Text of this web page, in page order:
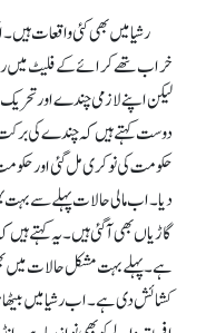
رشیا میں بھی کئی واقعات
خراب تھے کرائے کے فلیٹ میں
لیکن اپنے لازمی چندے اور
دوست کہتے ہیں کہ چندے کی
حکومت کی نوکری مل گئی اور
دیا۔ اب مالی حالات پہلے سے
گاڑیاں بھی آ گئی ہیں۔ یہ کہتے ہیں
ہے۔ پہلے بہت مشکل حالات میں
کشائش دی ہے۔ اب رشیا میں بیٹھا